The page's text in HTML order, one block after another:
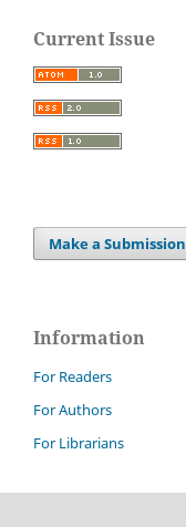
Current Issue
Make a Submission
Information
For Readers
For Authors
For Librarians